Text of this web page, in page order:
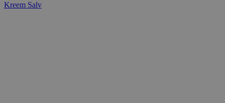
Kreem Salv